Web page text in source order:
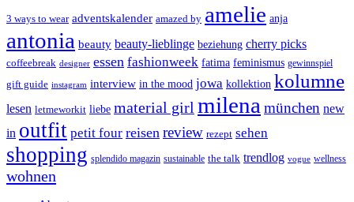
3 ways to wear adventskalender amazed by amelie anja
antonia beauty beauty-lieblinge beziehung cherry picks
coffeebreak designer essen fashionweek fatima feminismus gewinnspiel
gift guide instagram interview in the mood jowa kollektion kolumne
lesen letmeworkit liebe material girl milena münchen new
in outfit petit four reisen review rezept sehen
shopping splendido magazin sustainable the talk trendlog vogue wellness
wohnen